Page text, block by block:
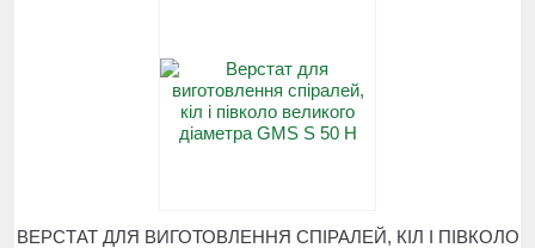
ВЕРСТАТ ДЛЯ ВИГОТОВЛЕННЯ СПІРАЛЕЙ, КІЛ І ПІВКОЛО